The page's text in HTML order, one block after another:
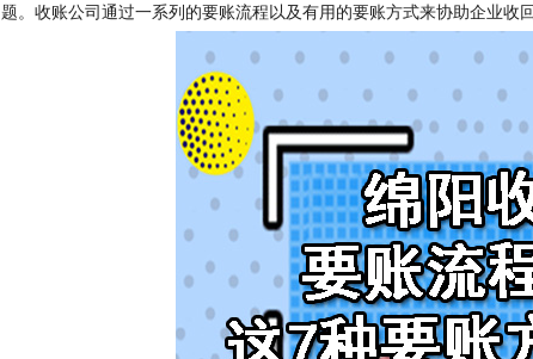
题。收账公司通过一系列的要账流程以及有用的要账方式来协助企业收